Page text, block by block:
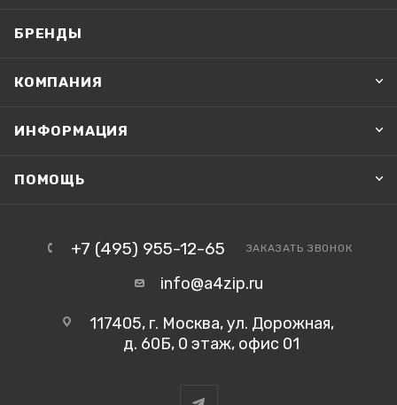
БРЕНДЫ
КОМПАНИЯ
ИНФОРМАЦИЯ
ПОМОЩЬ
+7 (495) 955-12-65 ЗАКАЗАТЬ ЗВОНОК
info@a4zip.ru
117405, г. Москва, ул. Дорожная,
д. 60Б, 0 этаж, офис 01